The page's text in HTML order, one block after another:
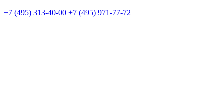
+7 (495) 313-40-00 +7 (495) 971-77-72